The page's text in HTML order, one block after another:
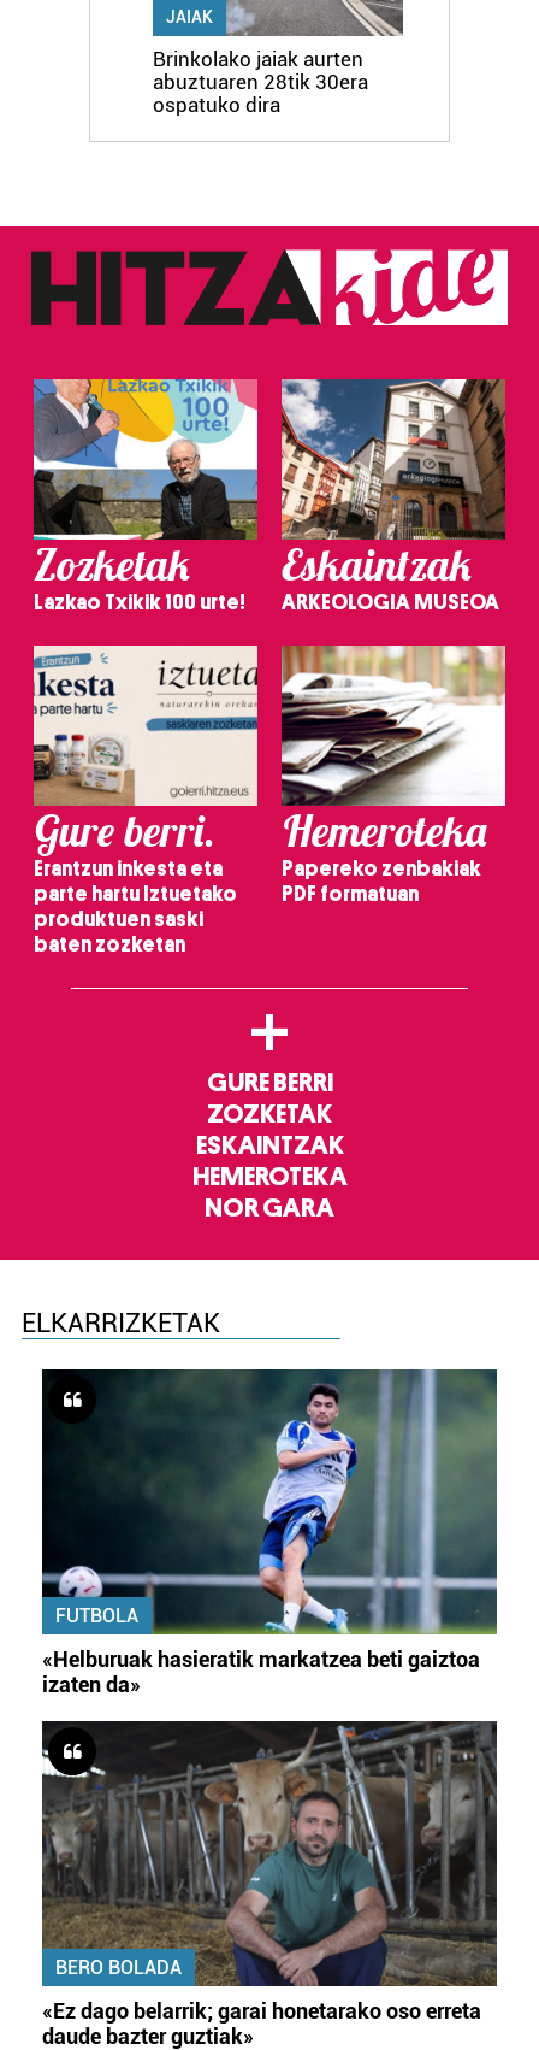
JAIAK
Brinkolako jaiak aurten
abuztuaren 28tik 30era
ospatuko dira
Zozketak
Lazkao Txikik 100 urte!
Eskaintzak
ARKEOLOGIA MUSEOA
Gure berri.
Erantzun inkesta eta
parte hartu Iztuetako
produktuen saski
baten zozketan
Hemeroteka
Papereko zenbakiak
PDF formatuan
+
GURE BERRI
ZOZKETAK
ESKAINTZAK
HEMEROTEKA
NOR GARA
ELKARRIZKETAK
FUTBOLA
«Helburuak hasieratik markatzea beti gaiztoa
izaten da»
BERO BOLADA
«Ez dago belarrik; garai honetarako oso erreta
daude bazter guztiak»